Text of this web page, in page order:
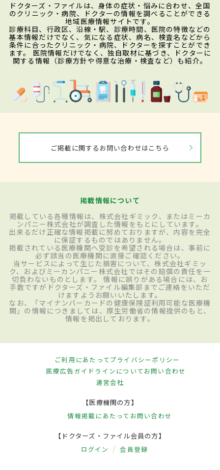
ドクターズ・ファイルは、身体の症状・悩みに合わせ、全国
のクリニック・病院、ドクターの情報を調べることができる
地域医療情報サイトです。
診療科目、行政区、沿線・駅、診療時間、医院の特徴などの
基本情報だけでなく、気になる症状、病名、検査名などから
条件に合ったクリニック・病院、ドクターを探すことができ
ます。 医院情報だけでなく、独自取材に基づき、ドクターに
関する情報（診療方針や得意な治療・検査など）も紹介。
ご掲載に関するお問い合わせはこちら
掲載情報について
掲載している各種情報は、株式会社ギミック、またはミーカ
ンパニー株式会社が調査した情報をもとにしています。
出来るだけ正確な情報掲載に努めておりますが、内容を完全
に保証するものではありません。
掲載されている医療機関へ受診を希望される場合は、事前に
必ず該当の医療機関に直接ご確認ください。
当サービスによって生じた損害について、株式会社ギミッ
ク、およびミーカンパニー株式会社ではその賠償の責任を一
切負わないものとします。 情報に誤りがある場合には、お
手数ですがドクターズ・ファイル編集部までご連絡をいただ
けますようお願いいたします。
なお、「マイナンバーカードの健康保険証利用可能な医療機
関」の情報につきましては、厚生労働省の情報提供のもと、
情報を掲出しております。
ご利用にあたってプライバシーポリシー
医療広告ガイドラインについてお問い合わせ
運営会社
【医療機関の方】
情報掲載にあたって お問い合わせ
【ドクターズ・ファイル会員の方】
ログイン 会員登録